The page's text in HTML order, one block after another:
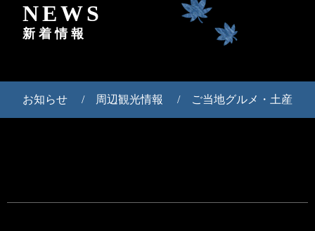
NEWS
新着情報
お知らせ 周辺観光情報 ご当地グルメ・土産